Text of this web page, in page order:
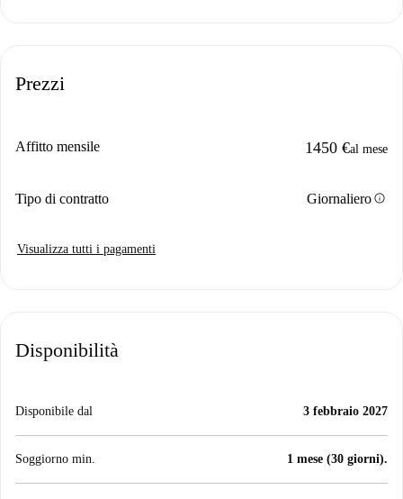
Prezzi
Affitto mensile 1450 €al mese
Tipo di contratto Giornalieroinfo
Visualizza tutti i pagamenti
Disponibilità
Disponibile dal 3 febbraio 2027
Soggiorno min. 1 mese (30 giorni).